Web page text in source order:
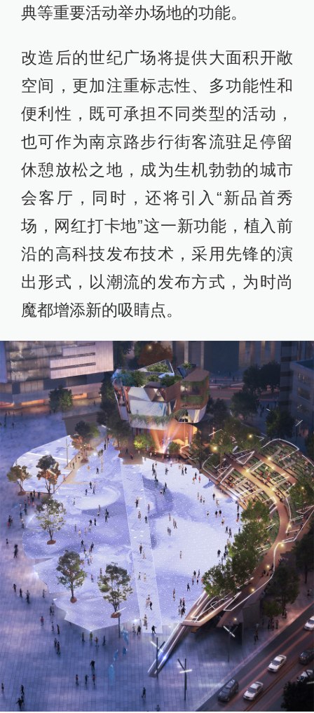
典等重要活动举办场地的功能。
改造后的世纪广场将提供大面积开敞
空间，更加注重标志性、多功能性和
便利性，既可承担不同类型的活动，
也可作为南京路步行街客流驻足停留
休憩放松之地，成为生机勃勃的城市
会客厅，同时，还将引入“新品首秀
场，网红打卡地”这一新功能，植入前
沿的高科技发布技术，采用先锋的演
出形式，以潮流的发布方式，为时尚
魔都增添新的吸睛点。